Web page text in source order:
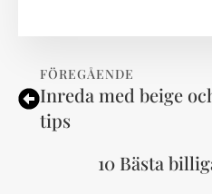
FÖREGÅENDE
Inreda med beige
tips
10 Bästa